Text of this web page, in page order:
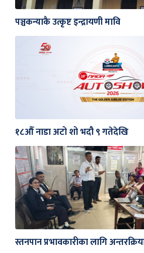
पञ्चकन्याकै उत्कृष्ट इन्द्रायणी मावि
१८औँ नाडा अटो शो भदौ ९ गतेदेखि
स्तनपान प्रभावकारीका लागि